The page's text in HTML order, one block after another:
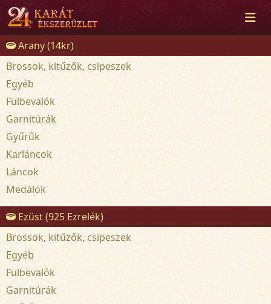
Arany (14kr)
Brossok, kitűzők, csipeszek
Egyéb
Fülbevalók
Garnitúrák
Gyűrűk
Karláncok
Láncok
Medálok
Ezüst (925 Ezrelék)
Brossok, kitűzők, csipeszek
Egyéb
Fülbevalók
Garnitúrák